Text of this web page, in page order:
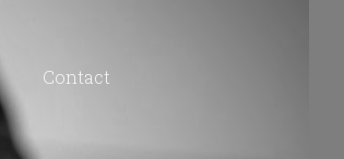
Contact